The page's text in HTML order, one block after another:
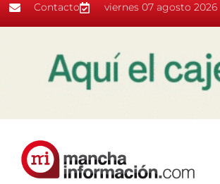
Contacto viernes 07 agosto 2026